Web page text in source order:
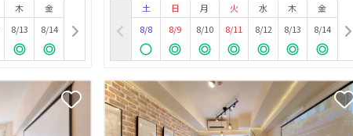
木
8/13
金
8/14
土
8/8
日
8/9
月
8/10
火
8/11
水
8/12
木
8/13
金
8/14